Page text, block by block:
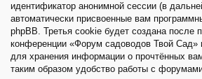
идентификатор анонимной сессии (в
автоматически присвоенные вам
phpBB. Третья cookie будет создана после
конференции «Форум садоводов Твой Сад»
для хранения информации о прочтённых
таким образом удобство работы с